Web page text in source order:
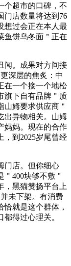
个超市的口碑，不
门店数量将达到76
想过会正在本人最
鱼饼乌冬面＂正在
。成果对方间接
深层的焦炙：中
在一个接一个地松
旗下自有品牌＂质
姆要求供应商＂
出异物相关。山姆
妈妈。现在的合作
，到2025岁尾曾经
店。但你细心
400块够不敷＂
，黑猫赞扬平台上
未下架。有消费
就是这个群体，
得过心理关。